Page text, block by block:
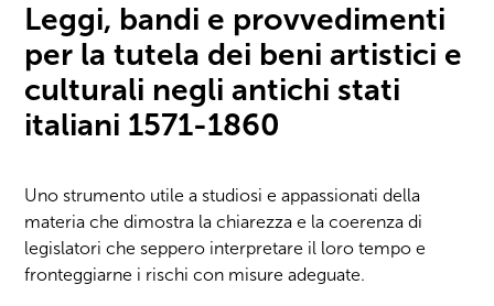
Leggi, bandi e provvedimenti
per la tutela dei beni artistici e
culturali negli antichi stati
italiani 1571-1860
Uno strumento utile a studiosi e appassionati della
materia che dimostra la chiarezza e la coerenza di
legislatori che seppero interpretare il loro tempo e
fronteggiarne i rischi con misure adeguate.